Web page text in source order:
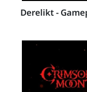
Derelikt -